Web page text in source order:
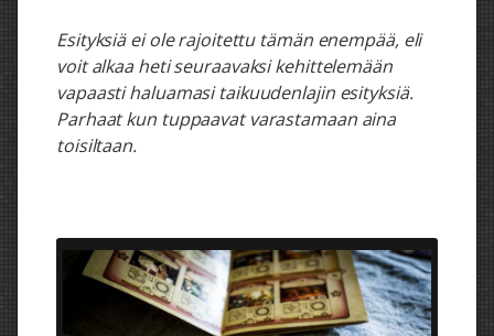
Esityksiä ei ole rajoitettu tämän enempää, eli
voit alkaa heti seuraavaksi kehittelemään
vapaasti haluamasi taikuudenlajin esityksiä.
Parhaat kun tuppaavat varastamaan aina
toisiltaan.